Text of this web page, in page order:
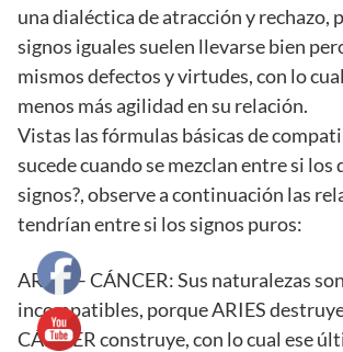
una dialéctica de atracción y rechazo,
signos iguales suelen llevarse bien
mismos defectos y virtudes, con lo
menos más agilidad en su relación.
Vistas las fórmulas básicas de
sucede cuando se mezclan entre si los
signos?, observe a continuación las
tendrían entre si los signos puros:
ARIES – CÁNCER: Sus naturalezas son
incompatibles, porque ARIES
CÁNCER construye, con lo cual ese